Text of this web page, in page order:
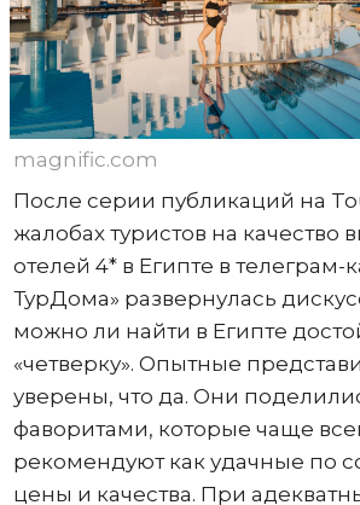
magnific.com
После серии публикаций на
жалобах туристов на
отелей 4* в Египте в
ТурДома» развернулась
можно ли найти в Египте
«четверку». Опытные
уверены, что да. Они
фаворитами, которые чаще
рекомендуют как удачные по
цены и качества. При